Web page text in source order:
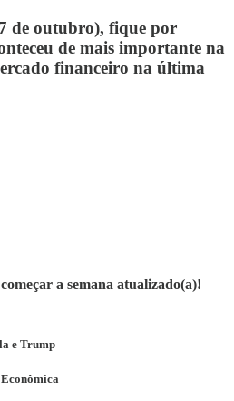
de outubro), fique por
de mais importante na
financeiro na última
a semana atualizado(a)!
e Trump